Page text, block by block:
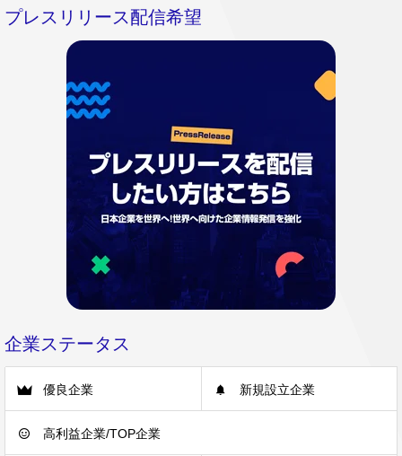
プレスリリース配信希望
企業ステータス
優良企業 新規設立企業
高利益企業/TOP企業